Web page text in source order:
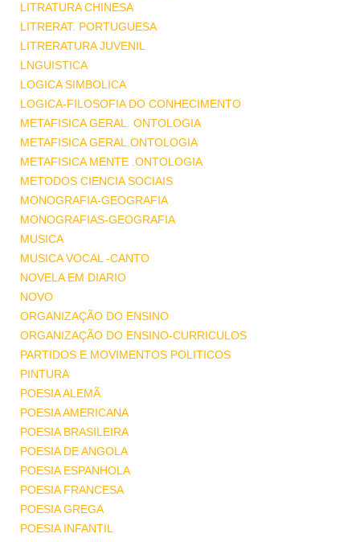
LITRATURA CHINESA
LITRERAT. PORTUGUESA
LITRERATURA JUVENIL
LNGUISTICA
LOGICA SIMBOLICA
LOGICA-FILOSOFIA DO CONHECIMENTO
METAFISICA GERAL. ONTOLOGIA
METAFISICA GERAL.ONTOLOGIA
METAFISICA MENTE .ONTOLOGIA
METODOS CIENCIA SOCIAIS
MONOGRAFIA-GEOGRAFIA
MONOGRAFIAS-GEOGRAFIA
MUSICA
MUSICA VOCAL -CANTO
NOVELA EM DIARIO
NOVO
ORGANIZAÇÃO DO ENSINO
ORGANIZAÇÃO DO ENSINO-CURRICULOS
PARTIDOS E MOVIMENTOS POLITICOS
PINTURA
POESIA ALEMÃ
POESIA AMERICANA
POESIA BRASILEIRA
POESIA DE ANGOLA
POESIA ESPANHOLA
POESIA FRANCESA
POESIA GREGA
POESIA INFANTIL